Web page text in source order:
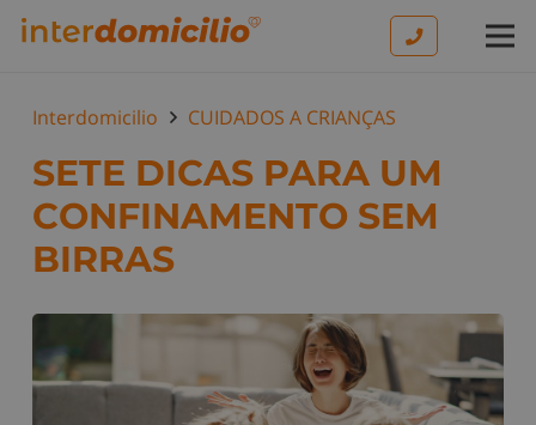
Interdomicilio CUIDADOS A CRIANÇAS
SETE DICAS PARA UM
CONFINAMENTO SEM
BIRRAS